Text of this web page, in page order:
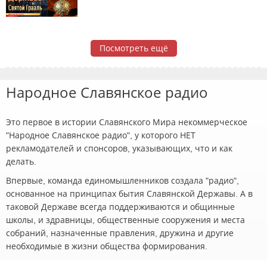
Посмотреть ещё
Народное Славянское радио
Это первое в истории Славянского Мира некоммерческое
"Народное Славянское радио", у которого НЕТ
рекламодателей и спонсоров, указывающих, что и как
делать.
Впервые, команда единомышленников создала "радио",
основанное на принципах бытия Славянской Державы. А в
таковой Державе всегда поддерживаются и общинные
школы, и здравницы, общественные сооружения и места
собраний, назначенные правления, дружина и другие
необходимые в жизни общества формирования.